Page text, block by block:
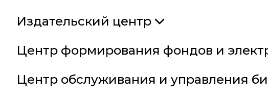
Издательский центр
Центр формирования фондов и
Центр обслуживания и управления